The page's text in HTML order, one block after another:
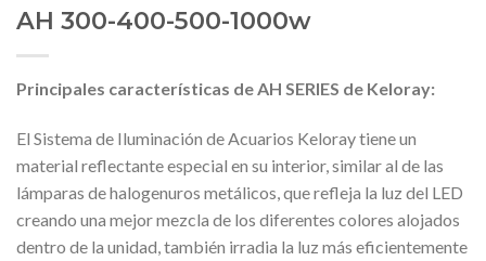
AH 300-400-500-1000w
Principales características de AH SERIES de Keloray:
El Sistema de Iluminación de Acuarios Keloray tiene un
material reflectante especial en su interior, similar al de las
lámparas de halogenuros metálicos, que refleja la luz del LED
creando una mejor mezcla de los diferentes colores alojados
dentro de la unidad, también irradia la luz más eficientemente